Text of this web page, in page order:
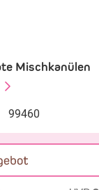
Mischkanülen
99460